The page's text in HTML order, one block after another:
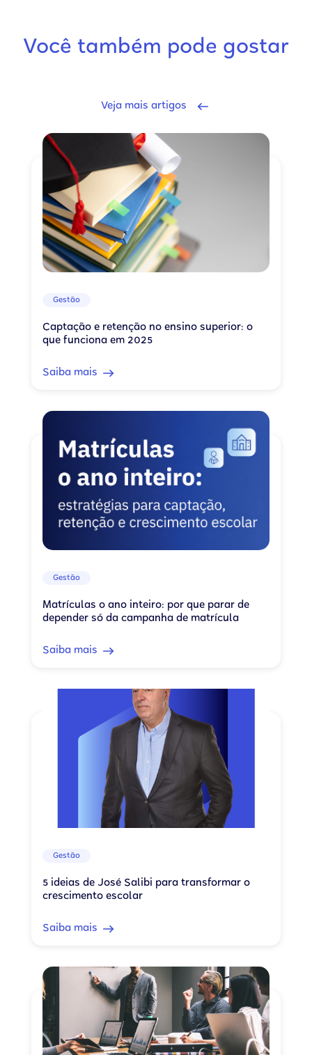
Você também pode gostar
Veja mais artigos
Gestão
Captação e retenção no ensino superior: o
que funciona em 2025
Saiba mais
Gestão
Matrículas o ano inteiro: por que parar de
depender só da campanha de matrícula
Saiba mais
Gestão
5 ideias de José Salibi para transformar o
crescimento escolar
Saiba mais